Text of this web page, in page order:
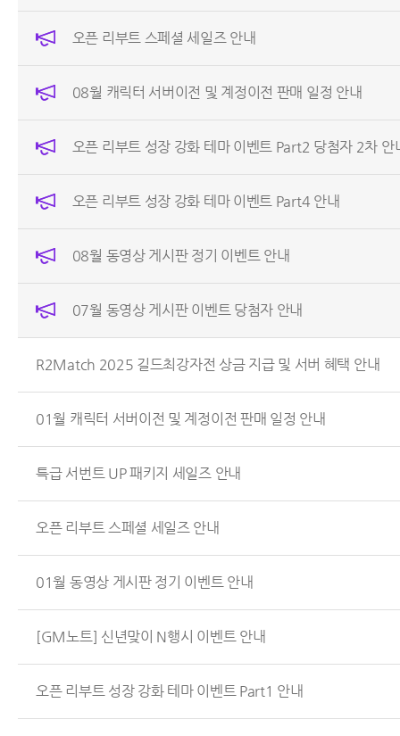
오픈 리부트 스페셜 세일즈 안내
08월 캐릭터 서버이전 및 계정이전 판매 일정 안내
오픈 리부트 성장 강화 테마 이벤트 Part2 당첨자 2차 안
오픈 리부트 성장 강화 테마 이벤트 Part4 안내
08월 동영상 게시판 정기 이벤트 안내
07월 동영상 게시판 이벤트 당첨자 안내
R2Match 2025 길드최강자전 상금 지급 및 서버 혜택 안내
01월 캐릭터 서버이전 및 계정이전 판매 일정 안내
특급 서번트 UP 패키지 세일즈 안내
오픈 리부트 스페셜 세일즈 안내
01월 동영상 게시판 정기 이벤트 안내
[GM노트] 신년맞이 N행시 이벤트 안내
오픈 리부트 성장 강화 테마 이벤트 Part1 안내